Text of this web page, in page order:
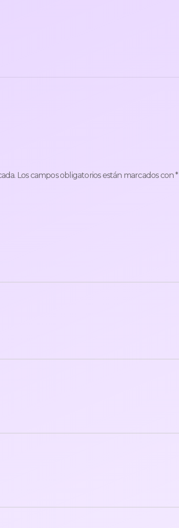
Los campos obligatorios están marcados con*